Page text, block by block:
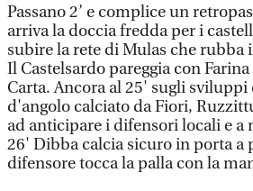
Passano 2’ e complice un
arriva la doccia fredda per i
subire la rete di Mulas che rubba
Il Castelsardo pareggia con
Carta. Ancora al 25' sugli
d'angolo calciato da Fiori,
ad anticipare i difensori locali e a
26' Dibba calcia sicuro in porta a
difensore tocca la palla con la